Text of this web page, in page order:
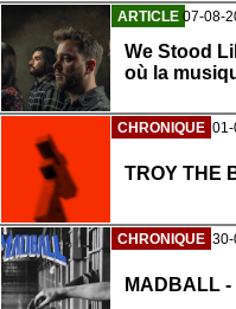
ARTICLE 07-08-
We Stood
où la
CHRONIQUE
TROY THE
CHRONIQUE
MADBALL